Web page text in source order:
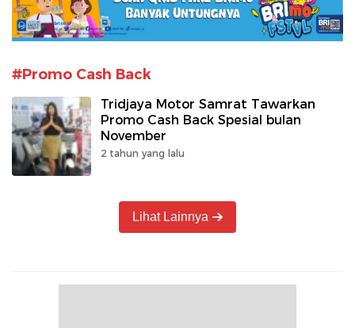
#Promo Cash Back
Tridjaya Motor Samrat Tawarkan
Promo Cash Back Spesial bulan
November
2 tahun yang lalu
Lihat Lainnya